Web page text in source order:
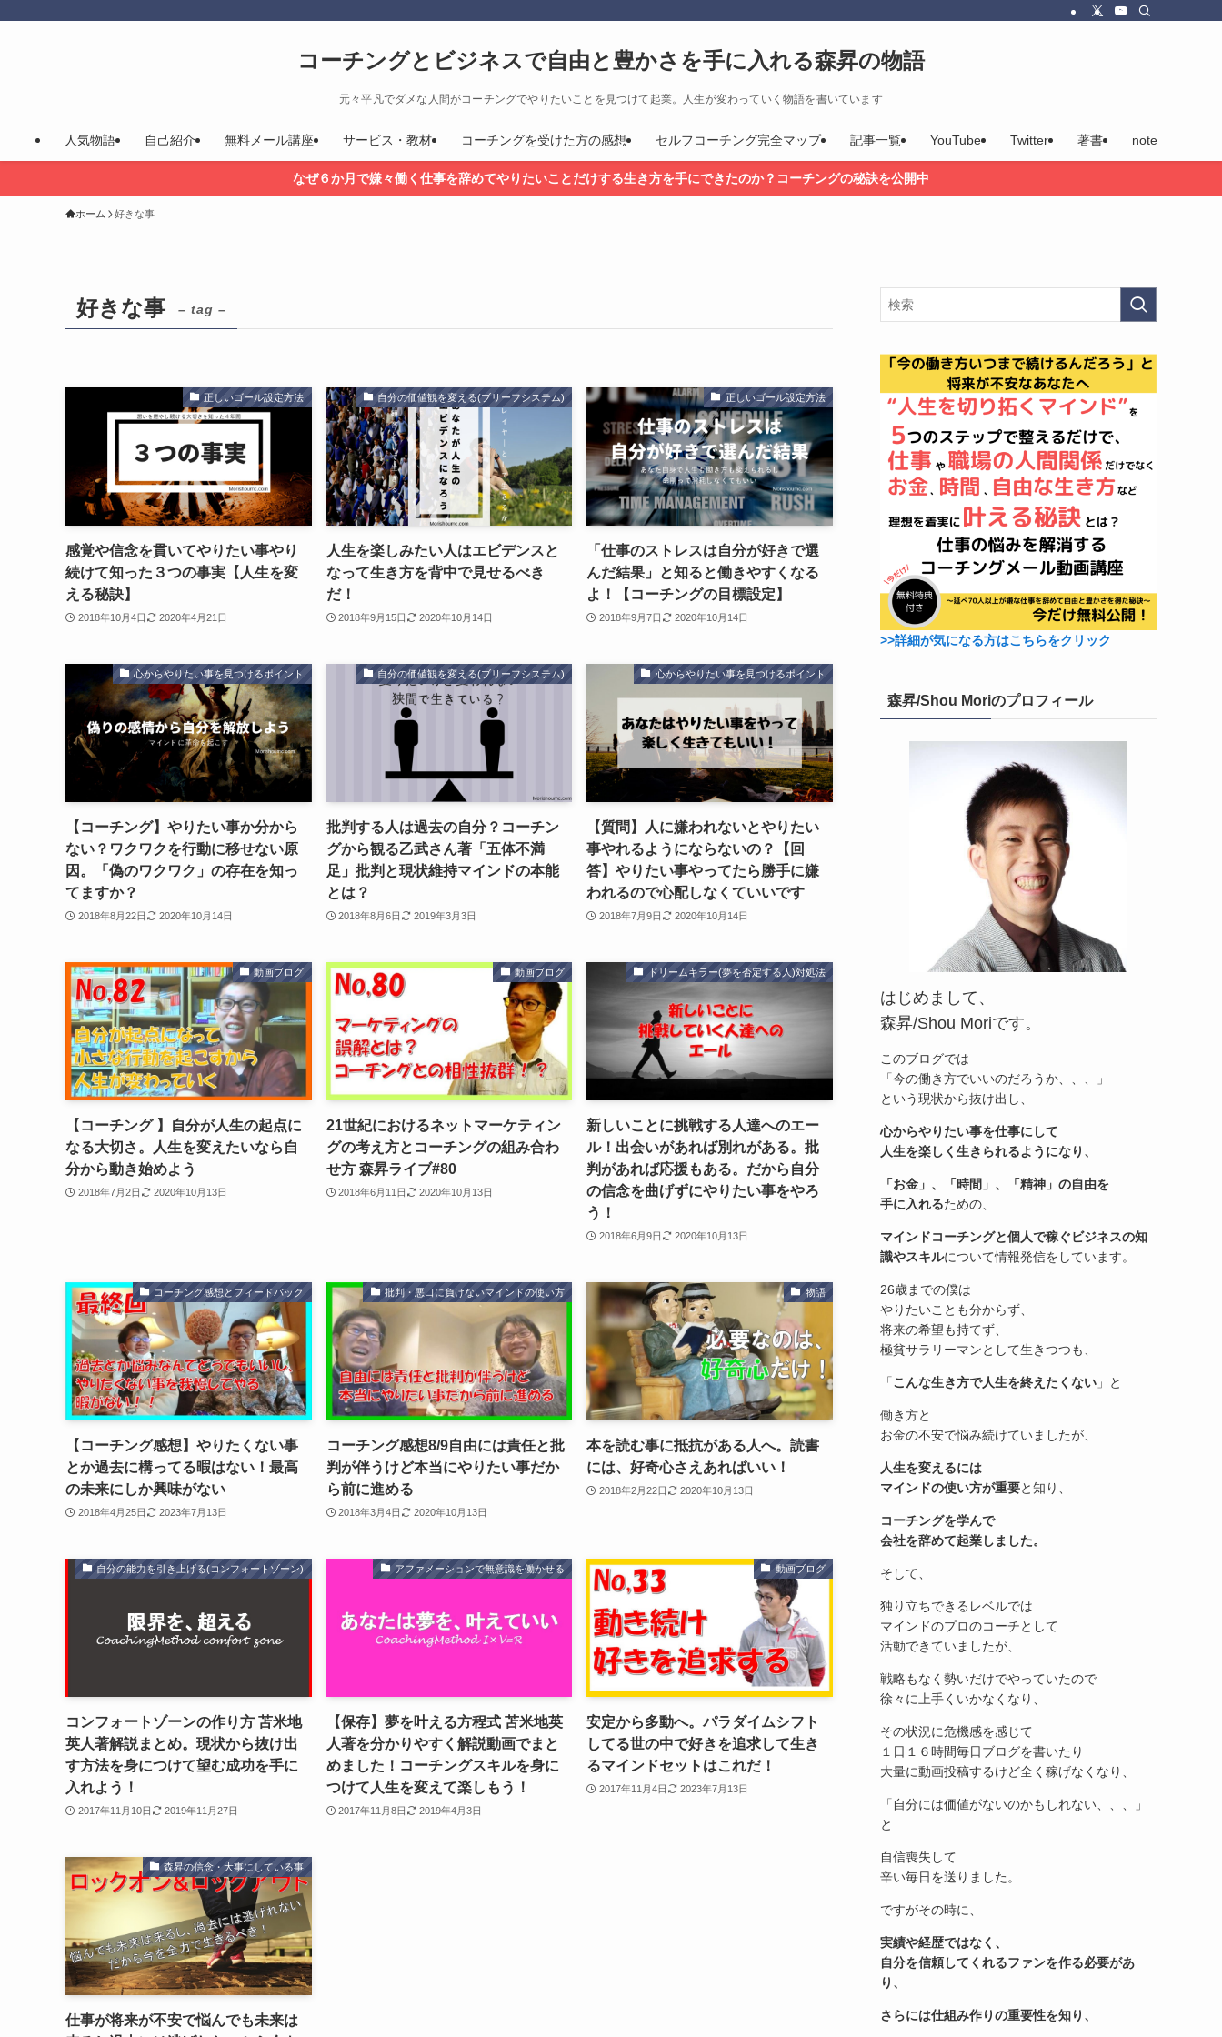
コーチングとビジネスで自由と豊かさを手に入れる森昇の物語
元々平凡でダメな人間がコーチングでやりたいことを見つけて起業。人生が変わっていく物語を書いています
人気物語 自己紹介 無料メール講座 サービス・教材 コーチングを受けた方の感想 セルフコーチング完全マップ 記事一覧 YouTube Twitter 著書 note
なぜ６か月で嫌々働く仕事を辞めてやりたいことだけする生き方を手にできたのか？コーチングの秘訣を公開中
ホーム 好きな事
好きな事 – tag –
正しいゴール設定方法
感覚や信念を貫いてやりたい事やり
続けて知った３つの事実【人生を変
える秘訣】
2018年10月4日 2020年4月21日
自分の価値観を変える(ブリーフシステム)
人生を楽しみたい人はエビデンスと
なって生き方を背中で見せるべき
だ！
2018年9月15日 2020年10月14日
正しいゴール設定方法
「仕事のストレスは自分が好きで選
んだ結果」と知ると働きやすくなる
よ！【コーチングの目標設定】
2018年9月7日 2020年10月14日
心からやりたい事を見つけるポイント
【コーチング】やりたい事か分から
ない？ワクワクを行動に移せない原
因。「偽のワクワク」の存在を知っ
てますか？
2018年8月22日 2020年10月14日
自分の価値観を変える(ブリーフシステム)
批判する人は過去の自分？コーチン
グから観る乙武さん著「五体不満
足」批判と現状維持マインドの本能
とは？
2018年8月6日 2019年3月3日
心からやりたい事を見つけるポイント
【質問】人に嫌われないとやりたい
事やれるようにならないの？【回
答】やりたい事やってたら勝手に嫌
われるので心配しなくていいです
2018年7月9日 2020年10月14日
動画ブログ
【コーチング 】自分が人生の起点に
なる大切さ。人生を変えたいなら自
分から動き始めよう
2018年7月2日 2020年10月13日
動画ブログ
21世紀におけるネットマーケティン
グの考え方とコーチングの組み合わ
せ方 森昇ライブ#80
2018年6月11日 2020年10月13日
ドリームキラー(夢を否定する人)対処法
新しいことに挑戦する人達へのエー
ル！出会いがあれば別れがある。批
判があれば応援もある。だから自分
の信念を曲げずにやりたい事をやろ
う！
2018年6月9日 2020年10月13日
コーチング感想とフィードバック
【コーチング感想】やりたくない事
とか過去に構ってる暇はない！最高
の未来にしか興味がない
2018年4月25日 2023年7月13日
批判・悪口に負けないマインドの使い方
コーチング感想8/9自由には責任と批
判が伴うけど本当にやりたい事だか
ら前に進める
2018年3月4日 2020年10月13日
物語
本を読む事に抵抗がある人へ。読書
には、好奇心さえあればいい！
2018年2月22日 2020年10月13日
自分の能力を引き上げる(コンフォートゾーン)
コンフォートゾーンの作り方 苫米地
英人著解説まとめ。現状から抜け出
す方法を身につけて望む成功を手に
入れよう！
2017年11月10日 2019年11月27日
アファメーションで無意識を働かせる
【保存】夢を叶える方程式 苫米地英
人著を分かりやすく解説動画でまと
めました！コーチングスキルを身に
つけて人生を変えて楽しもう！
2017年11月8日 2019年4月3日
動画ブログ
安定から多動へ。パラダイムシフト
してる世の中で好きを追求して生き
るマインドセットはこれだ！
2017年11月4日 2023年7月13日
森昇の信念・大事にしている事
仕事が将来が不安で悩んでも未来は
>>詳細が気になる方はこちらをクリック
森昇/Shou Moriのプロフィール
はじめまして、
森昇/Shou Moriです。
このブログでは
「今の働き方でいいのだろうか、、、」
という現状から抜け出し、
心からやりたい事を仕事にして
人生を楽しく生きられるようになり、
「お金」、「時間」、「精神」の自由を
手に入れるための、
マインドコーチングと個人で稼ぐビジネスの知
識やスキルについて情報発信をしています。
26歳までの僕は
やりたいことも分からず、
将来の希望も持てず、
極貧サラリーマンとして生きつつも、
「こんな生き方で人生を終えたくない 」と
働き方と
お金の不安で悩み続けていましたが、
人生を変えるには
マインドの使い方が重要と知り、
コーチングを学んで
会社を辞めて起業しました。
そして、
独り立ちできるレベルでは
マインドのプロのコーチとして
活動できていましたが、
戦略もなく勢いだけでやっていたので
徐々に上手くいかなくなり、
その状況に危機感を感じて
１日１６時間毎日ブログを書いたり
大量に動画投稿するけど全く稼げなくなり、
「自分には価値がないのかもしれない、、、」
と
自信喪失して
辛い毎日を送りました。
ですがその時に、
実績や経歴ではなく、
自分を信頼してくれるファンを作る必要があ
り、
さらには仕組み作りの重要性を知り、